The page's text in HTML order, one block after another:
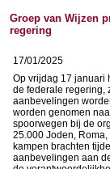
Groep van Wijzen
regering
17/01/2025
Op vrijdag 17 januari
de federale regering,
aanbevelingen
worden genomen
spoorwegen bij de
25.000 Joden,
kampen brachten
aanbevelingen aan